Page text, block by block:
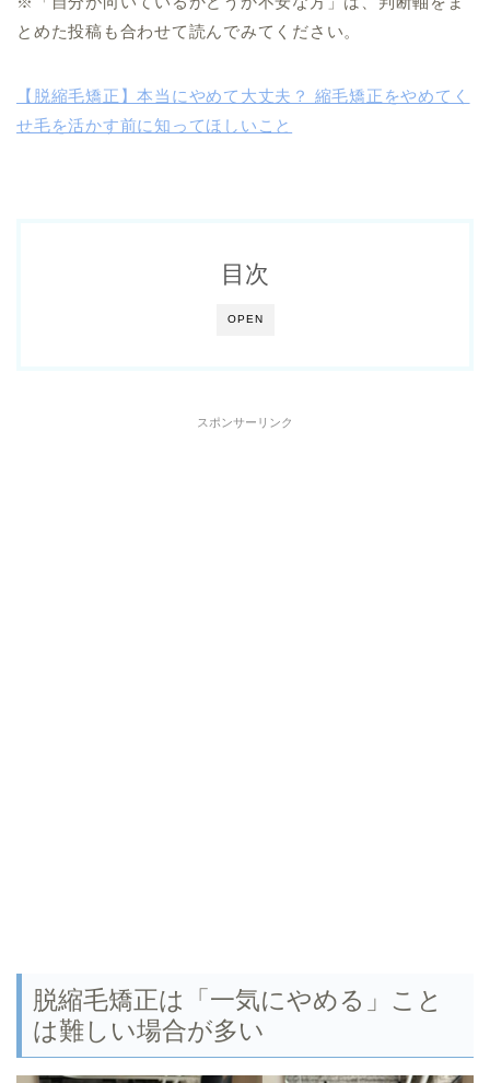
とめた投稿も合わせて読んでみてください。
【脱縮毛矯正】本当にやめて大丈夫？ 縮毛矯正をやめてく
せ毛を活かす前に知ってほしいこと
OPEN
目次
スポンサーリンク
脱縮毛矯正は「一気にやめる」こと
は難しい場合が多い